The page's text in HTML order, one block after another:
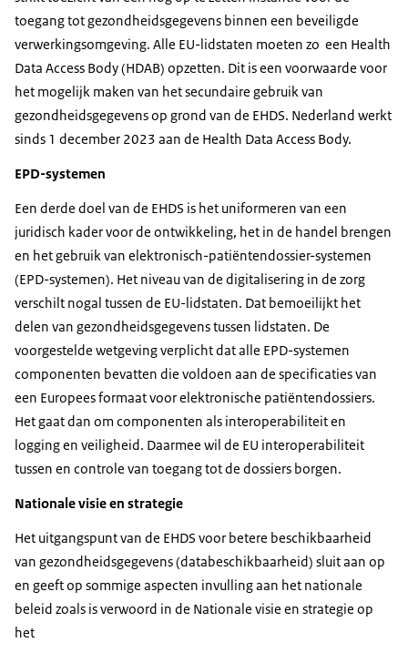
toegang tot gezondheidsgegevens binnen een beveiligde
verwerkingsomgeving. Alle EU-lidstaten moeten zo een Health
Data Access Body (HDAB) opzetten. Dit is een voorwaarde voor
het mogelijk maken van het secundaire gebruik van
gezondheidsgegevens op grond van de EHDS. Nederland werkt
sinds 1 december 2023 aan de Health Data Access Body.
EPD-systemen
Een derde doel van de EHDS is het uniformeren van een
juridisch kader voor de ontwikkeling, het in de handel brengen
en het gebruik van elektronisch-patiëntendossier-systemen
(EPD-systemen). Het niveau van de digitalisering in de zorg
verschilt nogal tussen de EU-lidstaten. Dat bemoeilijkt het
delen van gezondheidsgegevens tussen lidstaten. De
voorgestelde wetgeving verplicht dat alle EPD-systemen
componenten bevatten die voldoen aan de specificaties van
een Europees formaat voor elektronische patiëntendossiers.
Het gaat dan om componenten als interoperabiliteit en
logging en veiligheid. Daarmee wil de EU interoperabiliteit
tussen en controle van toegang tot de dossiers borgen.
Nationale visie en strategie
Het uitgangspunt van de EHDS voor betere beschikbaarheid
van gezondheidsgegevens (databeschikbaarheid) sluit aan op
en geeft op sommige aspecten invulling aan het nationale
beleid zoals is verwoord in de Nationale visie en strategie op
het